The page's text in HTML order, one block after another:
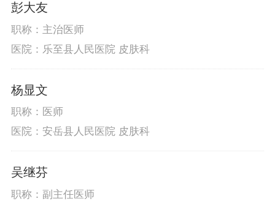
彭大友
职称：主治医师
医院：乐至县人民医院 皮肤科
杨显文
职称：医师
医院：安岳县人民医院 皮肤科
吴继芬
职称：副主任医师